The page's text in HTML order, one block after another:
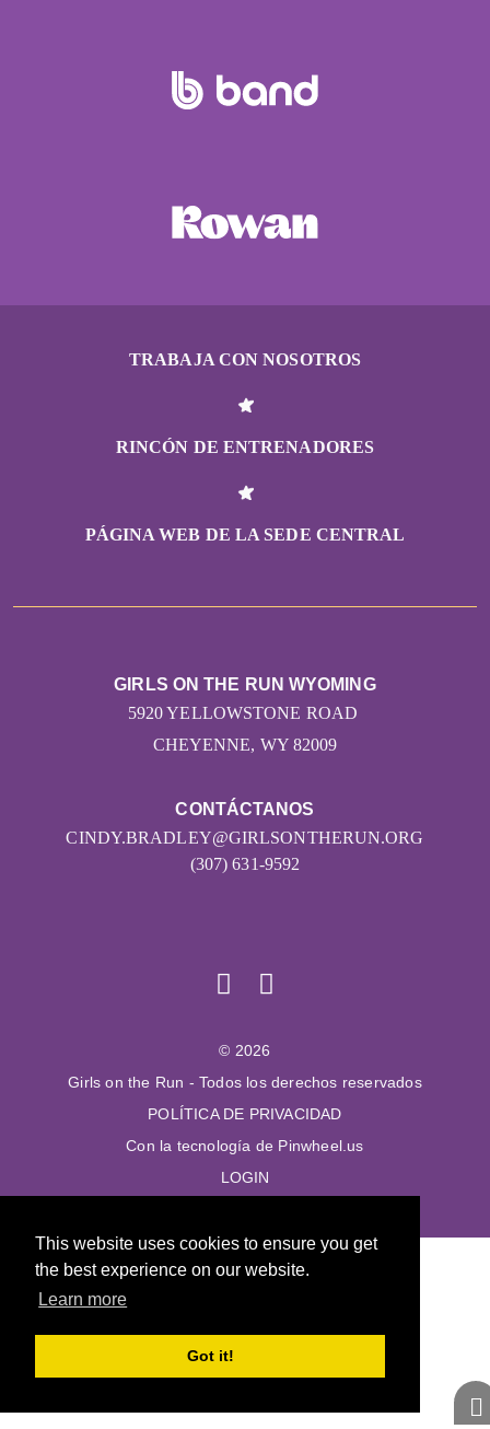
This website uses cookies to ensure you get
the best experience on our website.
Learn more
Got it!
TRABAJA CON NOSOTROS
RINCÓN DE ENTRENADORES
PÁGINA WEB DE LA SEDE CENTRAL
CONTÁCTANOS
CINDY.BRADLEY@GIRLSONTHERUN.ORG
(307) 631-9592
GIRLS ON THE RUN WYOMING
5920 YELLOWSTONE ROAD
CHEYENNE, WY 82009
© 2026
Girls on the Run - Todos los derechos reservados
POLÍTICA DE PRIVACIDAD
Con la tecnología de Pinwheel.us
LOGIN